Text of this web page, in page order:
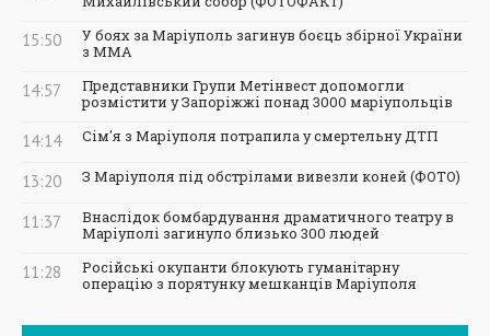
15:50
У боях за Маріуполь загинув боєць збірної України
з ММА
14:57
Представники Групи Метінвест допомогли
розмістити у Запоріжжі понад 3000 маріупольців
14:14 Сім'я з Маріуполя потрапила у смертельну ДТП
13:20 З Маріуполя під обстрілами вивезли коней (ФОТО)
11:37
Внаслідок бомбардування драматичного театру в
Маріуполі загинуло близько 300 людей
11:28
Російські окупанти блокують гуманітарну
операцію з порятунку мешканців Маріуполя